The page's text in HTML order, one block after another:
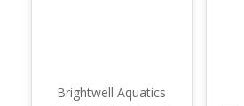
Brightwell Aquatics